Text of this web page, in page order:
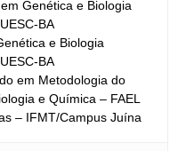
Genética e Biologia
BA
e Biologia
BA
em Metodologia do
e Química – FAEL
– IFMT/Campus Juína